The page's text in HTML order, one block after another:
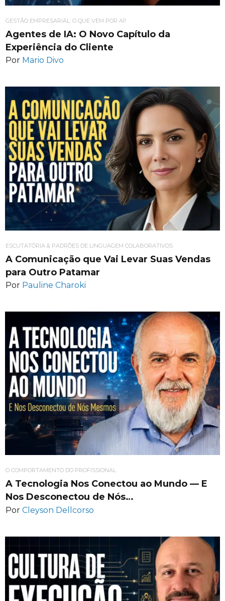
GESTÃO EMPRESARIAL: O QUE VEM POR AÍ!
Agentes de IA: O Novo Capítulo da
Experiência do Cliente
Por Mario Divo
ESCUTATÓRIA & PADRÕES DE LINGUAGEM COLABORATIVOS
A Comunicação que Vai Levar Suas Vendas
para Outro Patamar
Por Pauline Charoki
O COMPORTAMENTO DO PROFISSIONAL
A Tecnologia Nos Conectou ao Mundo — E
Nos Desconectou de Nós…
Por Cleyson Dellcorso